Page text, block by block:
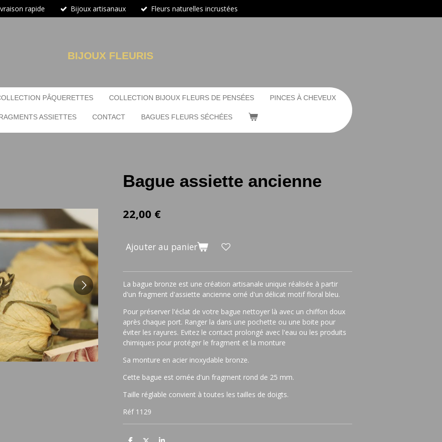
rapide Bijoux artisanaux Fleurs naturelles incrustées
BIJOUX FLEURIS
PÂQUERETTES COLLECTION BIJOUX FLEURS DE PENSÉES PINCES À CHEVEUX
ASSIETTES CONTACT BAGUES FLEURS SÉCHÉES
Bague assiette ancienne
22,00 €
Ajouter au panier
La bague bronze est une création artisanale unique réalisée à partir
d'un fragment d'assiette ancienne orné d'un délicat motif floral bleu.
Pour préserver l'éclat de votre bague nettoyer là avec un chiffon doux
après chaque port. Ranger la dans une pochette ou une boite pour
éviter les rayures. Evitez le contact prolongé avec l'eau ou les produits
chimiques pour protéger le fragment et la monture
Sa monture en acier inoxydable bronze.
Cette bague est ornée d'un fragment rond de 25 mm.
Taille réglable convient à toutes les tailles de doigts.
Réf 1129